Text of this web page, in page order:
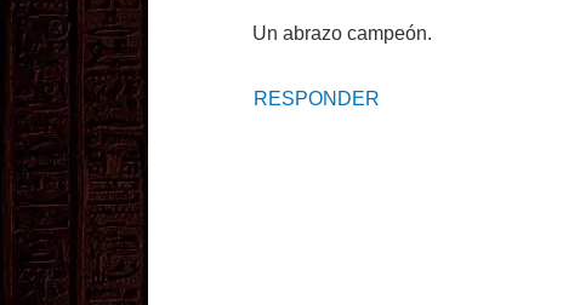
Un abrazo campeón.
RESPONDER